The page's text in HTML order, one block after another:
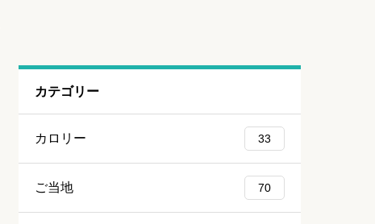
カテゴリー
カロリー 33
ご当地 70